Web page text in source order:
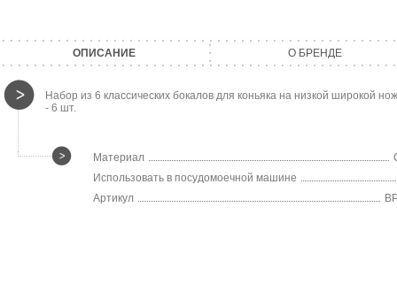
ОПИСАНИЕ О БРЕНДЕ
Набор из 6 классических бокалов для коньяка на низкой широкой
- 6 шт.
Материал
Использовать в посудомоечной машине
Артикул